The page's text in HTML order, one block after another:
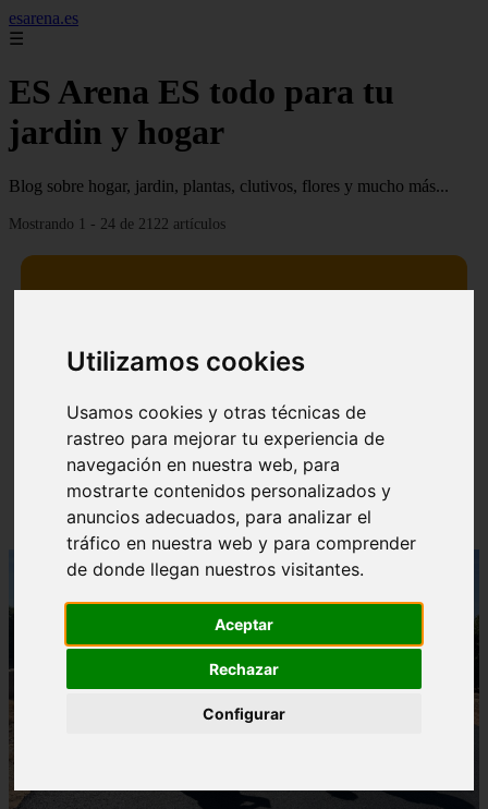
Utilizamos cookies
Usamos cookies y otras técnicas de
rastreo para mejorar tu experiencia de
navegación en nuestra web, para
mostrarte contenidos personalizados y
anuncios adecuados, para analizar el
tráfico en nuestra web y para comprender
de donde llegan nuestros visitantes.
Aceptar
Rechazar
Configurar
esarena.es
☰
ES Arena ES todo para tu
jardin y hogar
Blog sobre hogar, jardin, plantas, clutivos, flores y mucho más...
Mostrando 1 - 24 de 2122 artículos
defendible